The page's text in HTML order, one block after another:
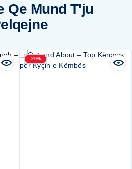
Qe Mund T'ju
-20%